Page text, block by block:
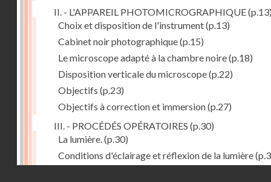
II. - L'APPAREIL PHOTOMICROGRAPHIQUE
Choix et disposition de l'instrument(p.13)
Cabinet noir photographique(p.15)
Le microscope adapté à la chambre noire(p.18)
Disposition verticale du microscope(p.22)
Objectifs (p.23)
Objectifs à correction et immersion(p.27)
III. - PROCÉDÉS OPÉRATOIRES (p.30)
La lumière. (p.30)
Conditions d'éclairage et réflexion de la lumière